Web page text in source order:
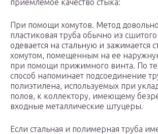
приемлемое качество стыка:
При помощи хомутов. Метод
пластиковая труба обычно из
одевается на стальную и зажимается
хомутом, помещенным на ее
при помощи прижимного винта. По
способ напоминает подсоединение
полиэтилена, используемых при
полов, к коллектору, имеющему
входные металлические штуцеры.
Если стальная и полимерная труба